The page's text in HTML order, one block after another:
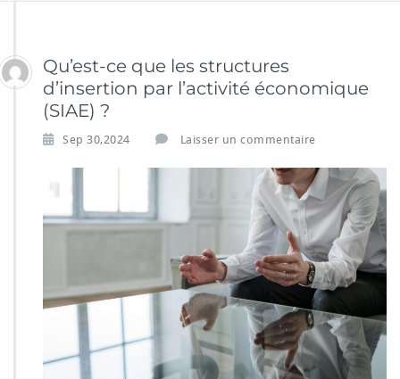
Qu’est-ce que les structures
d’insertion par l’activité économique
(SIAE) ?
Sep 30,2024 Laisser un commentaire